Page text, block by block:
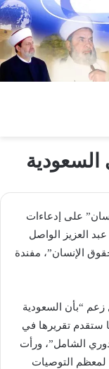
على إدعاءات
العزيز الواصل
الإنسان”، مفندة
“بأن السعودية
ستقدم تقريرها في
الدوري الشامل”، ورأت
لمعظم التوصيات